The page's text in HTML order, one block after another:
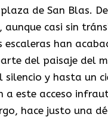
de San Blas.
aunque casi sin
escaleras han
del paisaje del
silencio y hasta un
a este acceso
hace justo una